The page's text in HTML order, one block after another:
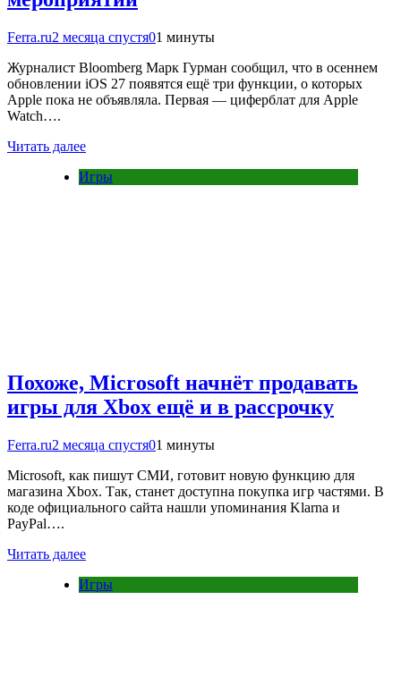
Ferra.ru2 месяца спустя01 минуты
Журналист Bloomberg Марк Гурман сообщил, что в осеннем
обновлении iOS 27 появятся ещё три функции, о которых
Apple пока не объявляла. Первая — циферблат для Apple
Watch….
Читать далее
Игры
Похоже, Microsoft начнёт продавать
игры для Xbox ещё и в рассрочку
Ferra.ru2 месяца спустя01 минуты
Microsoft, как пишут СМИ, готовит новую функцию для
магазина Xbox. Так, станет доступна покупка игр частями. В
коде официального сайта нашли упоминания Klarna и
PayPal….
Читать далее
Игры